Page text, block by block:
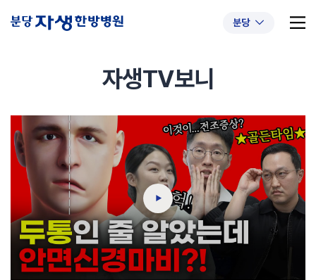
분당
추천 검색어 #초음파약침 #척추압박골절
#교통사고후유증 #허리디스크 #목디스크
#추나요법
자생TV보니